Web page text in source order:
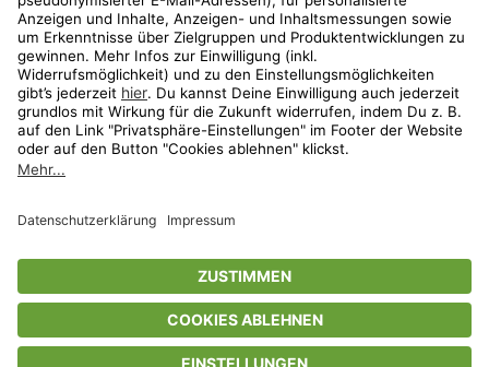
* Streichpreise entsprechen der unverbindlichen Preisempfehlung des
Herstellers. Prozentangaben beziehen sich auf den Streichpreis.
Freunde-Aktionen findest Du unterwww.limango.de/einladen